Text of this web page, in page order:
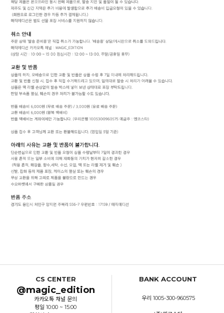
CS CENTER
@magic_edition
카카오톡 채널 문의
평일 10:00 ~ 15:00
BANK ACCOUNT
우리 1005-300-960575